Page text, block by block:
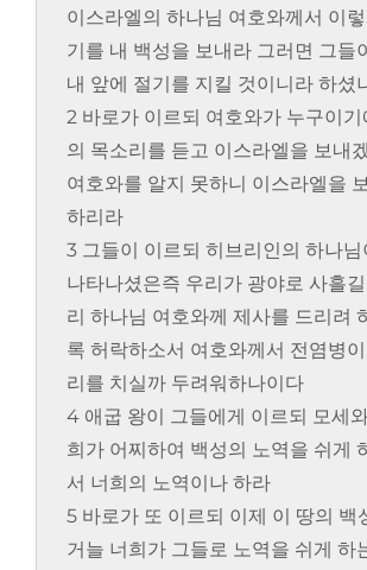
이스라엘의 하나님 여호와께서 이렇
기를 내 백성을 보내라 그러면 그들
내 앞에 절기를 지킬 것이니라 하셨
2 바로가 이르되 여호와가 누구이기
의 목소리를 듣고 이스라엘을 보내
여호와를 알지 못하니 이스라엘을
하리라
3 그들이 이르되 히브리인의 하나님
나타나셨은즉 우리가 광야로 사흘
리 하나님 여호와께 제사를 드리려
록 허락하소서 여호와께서 전염병
리를 치실까 두려워하나이다
4 애굽 왕이 그들에게 이르되 모세
희가 어찌하여 백성의 노역을 쉬게
서 너희의 노역이나 하라
5 바로가 또 이르되 이제 이 땅의 백
거늘 너희가 그들로 노역을 쉬게 하